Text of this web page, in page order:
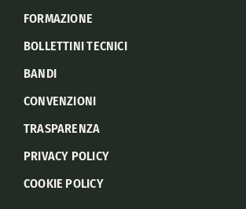
FORMAZIONE
BOLLETTINI TECNICI
BANDI
CONVENZIONI
TRASPARENZA
PRIVACY POLICY
COOKIE POLICY